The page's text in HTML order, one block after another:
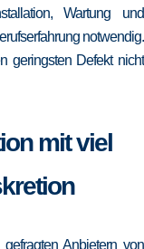
Wartung und
notwendig.
geringsten Defekt nicht
mit viel
Anbietern von